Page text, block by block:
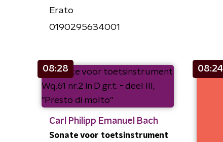
Erato
0190295634001
08:28
Carl Philipp Emanuel Bach
Sonate voor toetsinstrument
08:24